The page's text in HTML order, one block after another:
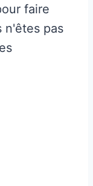
faire
n'êtes pas